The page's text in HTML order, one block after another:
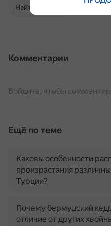
Найти в Поиске
Комментарии
Войдите, чтобы
Ещё по теме
Каковы особенности
произрастания
Турции?
Почему бермудский
отличие от других